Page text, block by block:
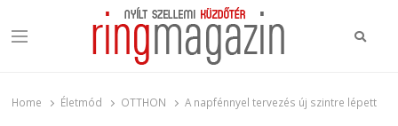
Menu
Home Életmód OTTHON A napfénnyel tervezés új szintre lépett